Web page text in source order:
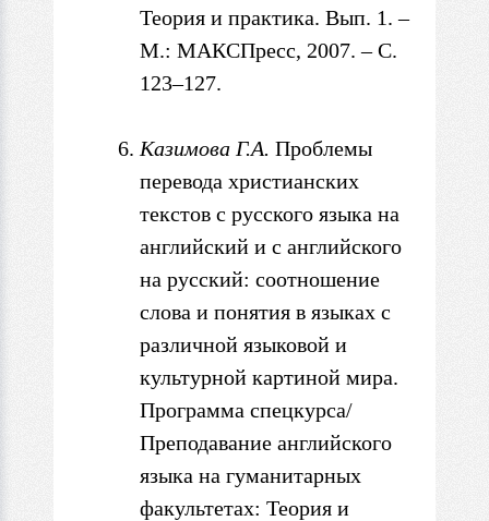
Теория и практика. Вып. 1. –
М.: МАКСПресс, 2007. – С.
123–127.
Казимова Г.А. Проблемы
перевода христианских
текстов с русского языка на
английский и с английского
на русский: соотношение
слова и понятия в языках с
различной языковой и
культурной картиной мира.
Программа спецкурса/
Преподавание английского
языка на гуманитарных
факультетах: Теория и